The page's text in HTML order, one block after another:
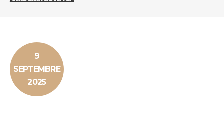
9
SEPTEMBRE
2025